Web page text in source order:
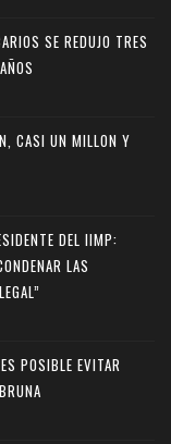
SE REDUJO TRES
CASI UN MILLON Y
DEL IIMP:
LAS
POSIBLE EVITAR